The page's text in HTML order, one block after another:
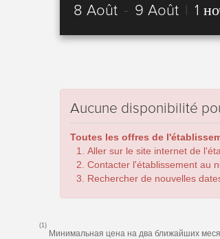
8 Août - 9 Août 1
Aucune disponibilité
Toutes les offres de
Aller sur le site internet de
Contacter l'établissement au
Rechercher de nouvelles
(1)
Минимальная цена на два ближайших